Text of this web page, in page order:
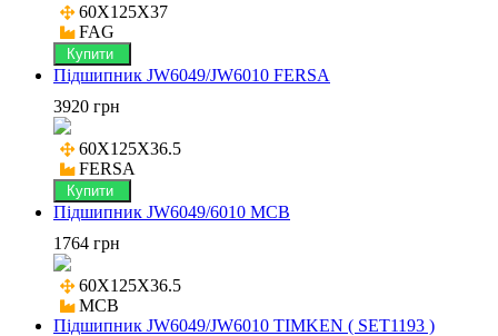
60X125X37
FAG
Купити
Підшипник JW6049/JW6010 FERSA
3920 грн
60X125X36.5
FERSA
Купити
Підшипник JW6049/6010 MCB
1764 грн
60X125X36.5
MCB
Підшипник JW6049/JW6010 TIMKEN ( SET1193 )